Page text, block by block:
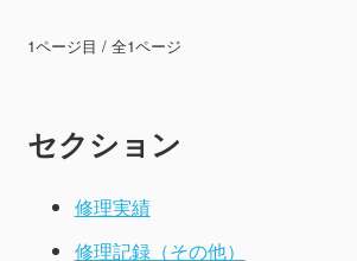
1ページ目 / 全1ページ
セクション
修理実績
修理記録（その他）